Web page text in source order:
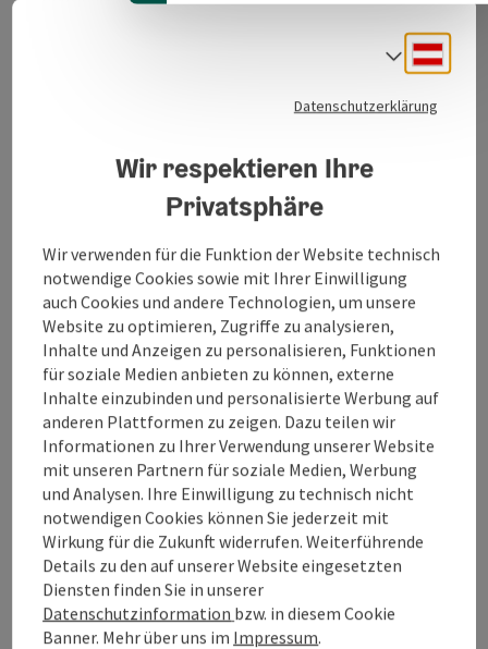
Lebensmittelhändler Österreichs. 1954 von Hans F.
Österreich tätig und noch immer ein zu 100 Prozent
privates österreichisches Unternehmen. Die SPAR
Österreich-Gruppe ist ein mitteleuropäischer
Handelskonzern und im Kerngeschäft auch in den
Ländern Italien, Ungarn, Slowenien und Kroatien
tätig; im Shopping-Center-Bereich zusätzlich in ...
Beschreibung vollständig anzeigen
Kontakt
Öffnungszeiten
Anreise/Lage
Datenschutzerklärung
Wir respektieren Ihre
Privatsphäre
Wir verwenden für die Funktion der Website technisch
notwendige Cookies sowie mit Ihrer Einwilligung
auch Cookies und andere Technologien, um unsere
Website zu optimieren, Zugriffe zu analysieren,
Inhalte und Anzeigen zu personalisieren, Funktionen
für soziale Medien anbieten zu können, externe
Inhalte einzubinden und personalisierte Werbung auf
anderen Plattformen zu zeigen. Dazu teilen wir
Informationen zu Ihrer Verwendung unserer Website
mit unseren Partnern für soziale Medien, Werbung
und Analysen. Ihre Einwilligung zu technisch nicht
notwendigen Cookies können Sie jederzeit mit
Wirkung für die Zukunft widerrufen. Weiterführende
Details zu den auf unserer Website eingesetzten
Diensten finden Sie in unserer
Datenschutzinformation bzw. in diesem Cookie
Banner. Mehr über uns im Impressum.